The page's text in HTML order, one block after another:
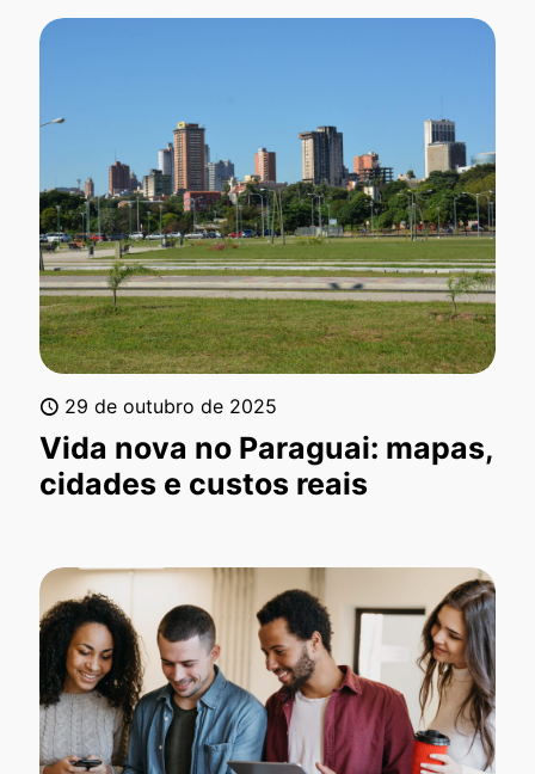
29 de outubro de 2025
Vida nova no Paraguai: mapas,
cidades e custos reais